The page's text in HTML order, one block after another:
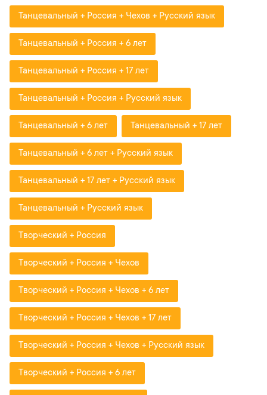
Танцевальный + Россия + Чехов + Русский язык
Танцевальный + Россия + 6 лет
Танцевальный + Россия + 17 лет
Танцевальный + Россия + Русский язык
Танцевальный + 6 лет Танцевальный + 17 лет
Танцевальный + 6 лет + Русский язык
Танцевальный + 17 лет + Русский язык
Танцевальный + Русский язык
Творческий + Россия
Творческий + Россия + Чехов
Творческий + Россия + Чехов + 6 лет
Творческий + Россия + Чехов + 17 лет
Творческий + Россия + Чехов + Русский язык
Творческий + Россия + 6 лет